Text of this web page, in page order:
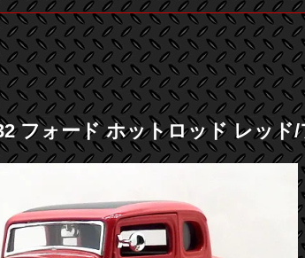
フォード ホットロッド レッ